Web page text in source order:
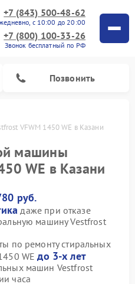
+7 (843) 500-48-62
с 10:00 до 20:00
+7 (800) 100-33-26
Звонок бесплатный по РФ
Позвонить
VFWM 1450 WE в Казани
машины
WE в Казани
руб.
даже при отказе
машину Vestfrost
по ремонту стиральных
WEдо 3-х лет
машин Vestfrost
часа